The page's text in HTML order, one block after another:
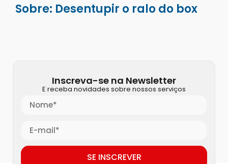
Sobre: Desentupir o ralo do box
Inscreva-se na Newsletter
E receba novidades sobre nossos serviços
SE INSCREVER